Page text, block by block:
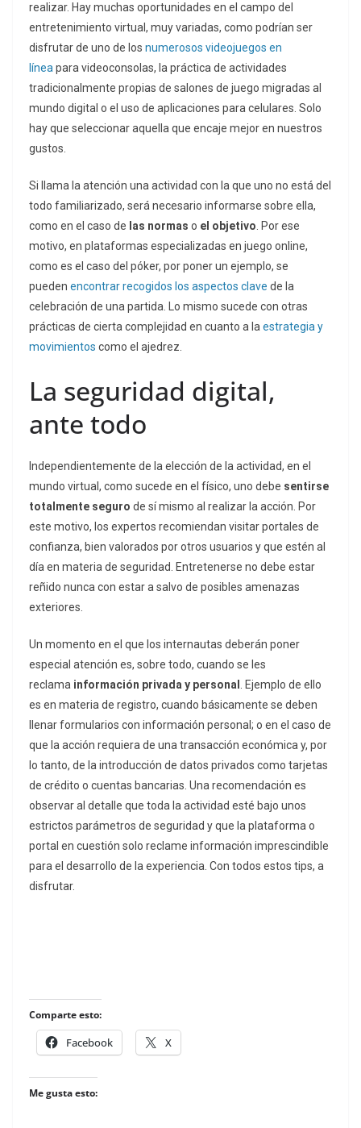
realizar. Hay muchas oportunidades en el campo del
entretenimiento virtual, muy variadas, como podrían ser
disfrutar de uno de los numerosos videojuegos en
líneapara videoconsolas, la práctica de actividades
tradicionalmente propias de salones de juego migradas al
mundo digital o el uso de aplicaciones para celulares. Solo
hay que seleccionar aquella que encaje mejor en nuestros
gustos.
Si llama la atención una actividad con la que uno no está del
todo familiarizado, será necesario informarse sobre ella,
como en el caso de las normas o el objetivo. Por ese
motivo, en plataformas especializadas en juego online,
como es el caso del póker, por poner un ejemplo, se
pueden encontrar recogidos los aspectos clave de la
celebración de una partida. Lo mismo sucede con otras
prácticas de cierta complejidad en cuanto a laestrategia y
movimientos como el ajedrez.
La seguridad digital,
ante todo
Independientemente de la elección de la actividad, en el
mundo virtual, como sucede en el físico, uno debe sentirse
totalmente seguro de sí mismo al realizar la acción. Por
este motivo, los expertos recomiendan visitar portales de
confianza, bien valorados por otros usuarios y que estén al
día en materia de seguridad. Entretenerse no debe estar
reñido nunca con estar a salvo de posibles amenazas
exteriores.
Un momento en el que los internautas deberán poner
especial atención es, sobre todo, cuando se les
reclama información privada y personal . Ejemplo de ello
es en materia de registro, cuando básicamente se deben
llenar formularios con información personal; o en el caso de
que la acción requiera de una transacción económica y, por
lo tanto, de la introducción de datos privados como tarjetas
de crédito o cuentas bancarias. Una recomendación es
observar al detalle que toda la actividad esté bajo unos
estrictos parámetros de seguridad y que la plataforma o
portal en cuestión solo reclame información imprescindible
para el desarrollo de la experiencia. Con todos estos tips, a
disfrutar.
Comparte esto:
Facebook X
Me gusta esto: